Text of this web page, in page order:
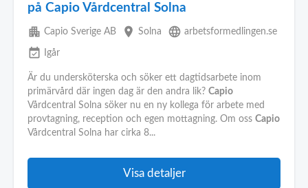
på Capio Vårdcentral Solna
apartment Capio Sverige AB place Solna language arbetsformedlingen.se
event_available Igår
Är du undersköterska och söker ett dagtidsarbete inom
primärvård där ingen dag är den andra lik? Capio
Vårdcentral Solna söker nu en ny kollega för arbete med
provtagning, reception och egen mottagning. Om oss Capio
Vårdcentral Solna har cirka 8...
Visa detaljer